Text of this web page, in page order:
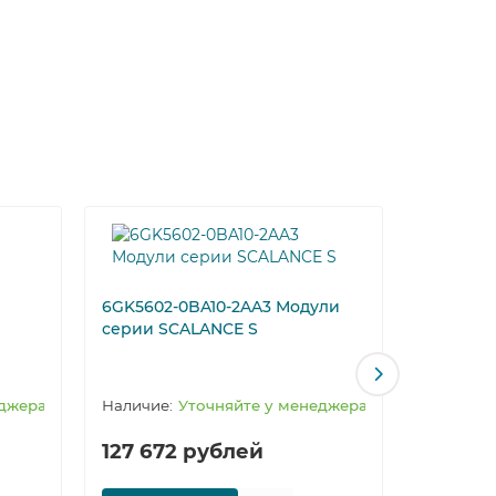
6GK5602-0BA10-2AA3 Модули
серии SCALANCE S
Уточняйте у менеджера
127 672 рублей